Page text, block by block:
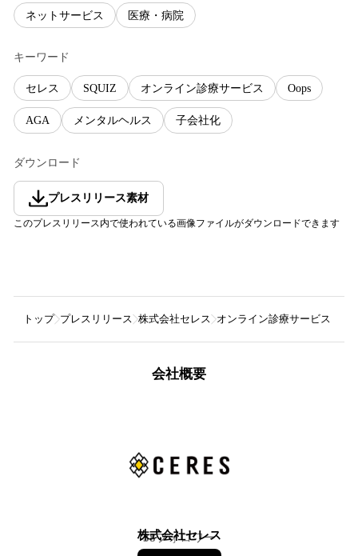
ネットサービス 医療・病院
キーワード
セレス SQUIZ オンライン診療サービス Oops
AGA メンタルヘルス 子会社化
ダウンロード
プレスリリース素材
このプレスリリース内で使われている画像ファイルがダウンロードできます
トップ プレスリリース 株式会社セレス オンライン診療サービス「
会社概要
株式会社セレス
38フォロワー